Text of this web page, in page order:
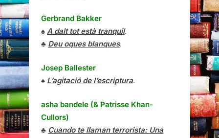
Gerbrand Bakker
♠ A dalt tot està tranquil.
♣ Deu oques blanques.
Josep Ballester
♠ L’agitació de l’escriptura.
asha bandele (& Patrisse Khan-
Cullors)
♣ Cuando te llaman terrorista: Una